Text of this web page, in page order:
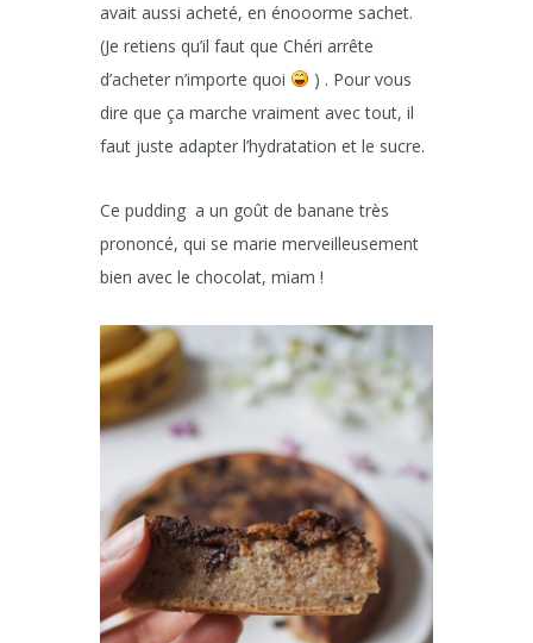
avait aussi acheté, en énooorme sachet.
(Je retiens qu’il faut que Chéri arrête
d’acheter n’importe quoi
) . Pour vous
dire que ça marche vraiment avec tout, il
faut juste adapter l’hydratation et le sucre.
Ce pudding a un goût de banane très
prononcé, qui se marie merveilleusement
bien avec le chocolat, miam !